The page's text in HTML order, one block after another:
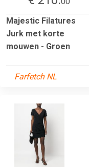
Majestic Filatures
Jurk met korte
mouwen - Groen
Farfetch NL